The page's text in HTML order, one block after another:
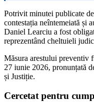
Potrivit minutei publicate
contestația neîntemeiată și
Daniel Learciu a fost
reprezentând cheltuieli
Măsura arestului preventiv
27 iunie 2026, pronunțată
și Justiție.
Cercetat pentru